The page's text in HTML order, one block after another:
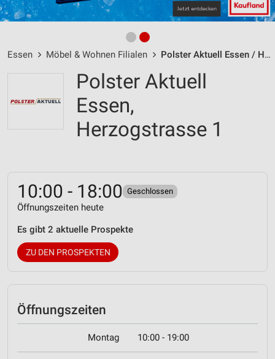
Essen Möbel & Wohnen Filialen Polster Aktuell Essen / Herzogstrasse 1 - Öffnungszeiten & Adresse
Polster Aktuell
Essen,
Herzogstrasse 1
10:00 - 18:00 Geschlossen
Öffnungszeiten heute
Es gibt 2 aktuelle Prospekte
ZU DEN PROSPEKTEN
Öffnungszeiten
Montag 10:00 - 19:00